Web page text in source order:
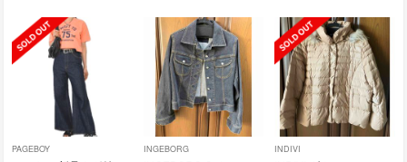
PAGEBOY INGEBORG INDIVI